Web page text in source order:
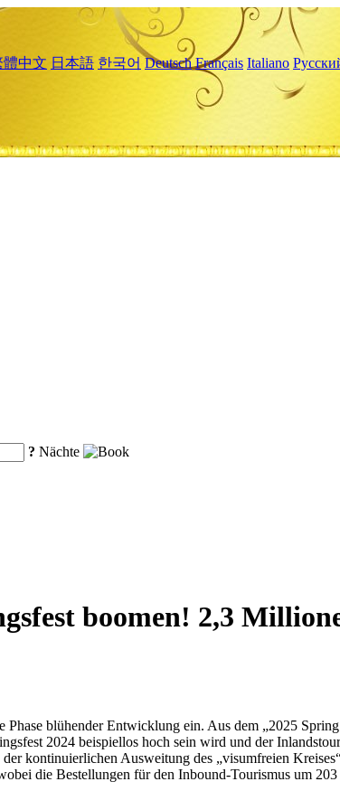
體中文 日本語 한국어 Deutsch Français Italiano
? Nächte
boomen! 2,3
blühender Entwicklung ein. Aus dem „2025
2024 beispiellos hoch sein wird und der
kontinuierlichen Ausweitung des „visumfreien
die Bestellungen für den Inbound-Tourismus um